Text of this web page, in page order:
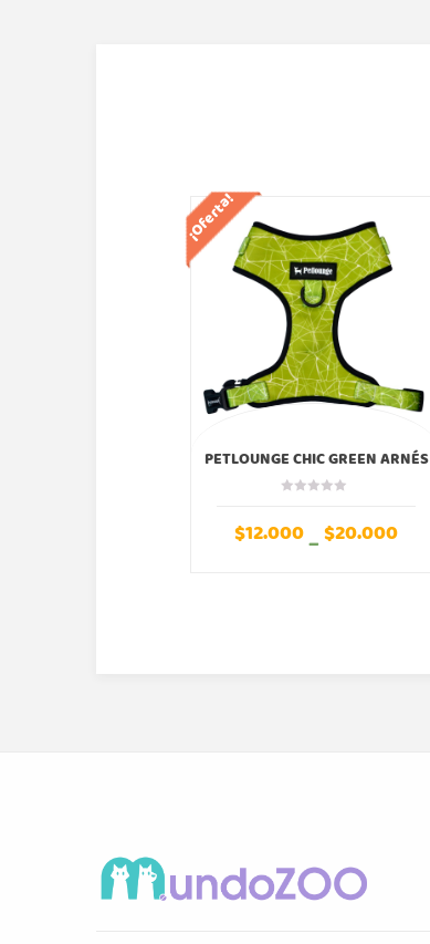
¡Oferta!
PETLOUNGE CHIC GREEN ARNÉS
PECHERA AJUSTABLE
$12.000–$20.000